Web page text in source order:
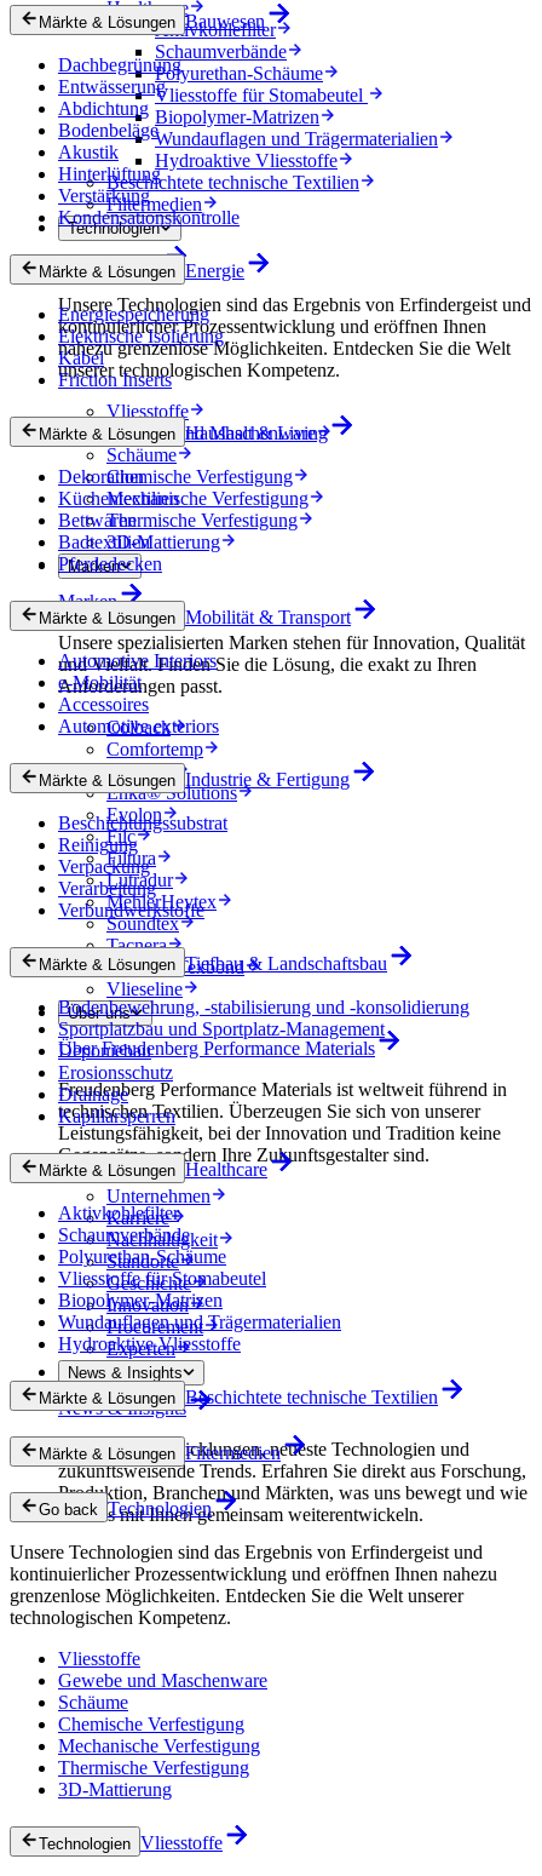
Healthcare
Aktivkohlefilter
Schaumverbände
Polyurethan-Schäume
Vliesstoffe für Stomabeutel
Biopolymer-Matrizen
Wundauflagen und Trägermaterialien
Hydroaktive Vliesstoffe
Beschichtete technische Textilien
Filtermedien
Technologien
Technologien
Unsere Technologien sind das Ergebnis von Erfindergeist und
kontinuierlicher Prozessentwicklung und eröffnen Ihnen
nahezu grenzenlose Möglichkeiten. Entdecken Sie die Welt
unserer technologischen Kompetenz.
Vliesstoffe
Gewebe und Maschenware
Schäume
Chemische Verfestigung
Mechanische Verfestigung
Thermische Verfestigung
3D-Mattierung
Marken
Marken
Unsere spezialisierten Marken stehen für Innovation, Qualität
und Vielfalt. Finden Sie die Lösung, die exakt zu Ihren
Anforderungen passt.
Colback
Comfortemp
Dripstop
Enka® Solutions
Evolon
Filc
Filtura
Lutradur
MehlerHeytex
Soundtex
Tacnera
Terbond-Texbond
Vlieseline
Über uns
Über Freudenberg Performance Materials
Freudenberg Performance Materials ist weltweit führend in
technischen Textilien. Überzeugen Sie sich von unserer
Leistungsfähigkeit, bei der Innovation und Tradition keine
Gegensätze, sondern Ihre Zukunftsgestalter sind.
Unternehmen
Karriere
Nachhaltigkeit
Standorte
Geschichte
Innovation
Procurement
Experten
News & Insights
News & Insights
Innovative Entwicklungen, neueste Technologien und
zukunftsweisende Trends. Erfahren Sie direkt aus Forschung,
Produktion, Branchen und Märkten, was uns bewegt und wie
wir uns mit Ihnen gemeinsam weiterentwickeln.
Märkte & Lösungen Bauwesen
Dachbegrünung
Entwässerung
Abdichtung
Bodenbeläge
Akustik
Hinterlüftung
Verstärkung
Kondensationskontrolle
Märkte & Lösungen Energie
Energiespeicherung
Elektrische Isolierung
Kabel
Friction Inserts
Märkte & Lösungen Haushalt & Living
Dekoration
Küchentextilien
Bettwaren
Badtextilien
Pferdedecken
Märkte & Lösungen Mobilität & Transport
Automotive Interiors
e-Mobilität
Accessoires
Automotive exteriors
Märkte & Lösungen Industrie & Fertigung
Beschichtungssubstrat
Reinigung
Verpackung
Verarbeitung
Verbundwerkstoffe
Märkte & Lösungen Tiefbau & Landschaftsbau
Bodenbewehrung, -stabilisierung und -konsolidierung
Sportplatzbau und Sportplatz-Management
Deponiebau
Erosionsschutz
Drainage
Kapillarsperren
Märkte & Lösungen Healthcare
Aktivkohlefilter
Schaumverbände
Polyurethan-Schäume
Vliesstoffe für Stomabeutel
Biopolymer-Matrizen
Wundauflagen und Trägermaterialien
Hydroaktive Vliesstoffe
Märkte & Lösungen Beschichtete technische Textilien
Märkte & Lösungen Filtermedien
Go back Technologien
Unsere Technologien sind das Ergebnis von Erfindergeist und
kontinuierlicher Prozessentwicklung und eröffnen Ihnen nahezu
grenzenlose Möglichkeiten. Entdecken Sie die Welt unserer
technologischen Kompetenz.
Vliesstoffe
Gewebe und Maschenware
Schäume
Chemische Verfestigung
Mechanische Verfestigung
Thermische Verfestigung
3D-Mattierung
Technologien Vliesstoffe